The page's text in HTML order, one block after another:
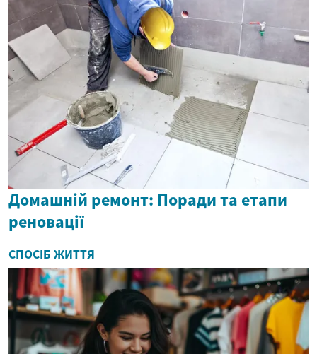
Домашній ремонт: Поради та етапи
реновації
СПОСІБ ЖИТТЯ